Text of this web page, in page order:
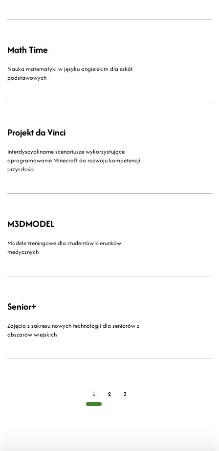
Math Time
Nauka matematyki w języku angielskim dla szkół
podstawowych
Projekt da Vinci
Interdyscyplinarne scenariusze wykorzystujące
oprogramowanie Minecraft do rozwoju kompetencji
przyszłości
M3DMODEL
Modele treningowe dla studentów kierunków
medycznych
Senior+
Zajęcia z zakresu nowych technologii dla seniorów z
obszarów wiejskich
1 2 3